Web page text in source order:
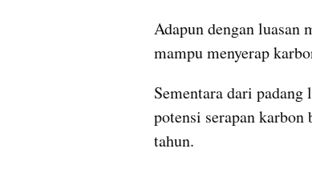
Adapun dengan luasan
mampu menyerap
Sementara dari
potensi serapan
tahun.